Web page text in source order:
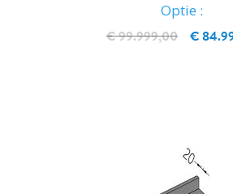
Optie :
€
€ 99.999,00